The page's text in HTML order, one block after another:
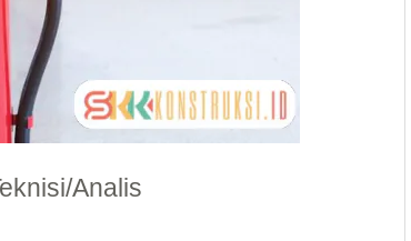
Analis